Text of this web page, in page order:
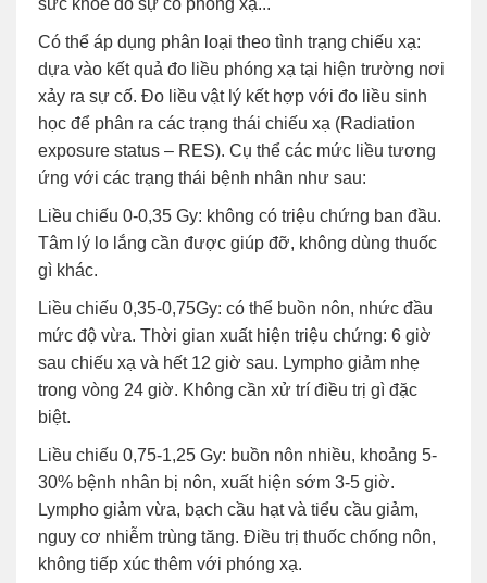
Có thể áp dụng phân loại theo tình trạng chiếu xạ:
dựa vào kết quả đo liều phóng xạ tại hiện trường nơi
xảy ra sự cố. Đo liều vật lý kết hợp với đo liều sinh
học để phân ra các trạng thái chiếu xạ (Radiation
exposure status – RES). Cụ thể các mức liều tương
ứng với các trạng thái bệnh nhân như sau:
Liều chiếu 0-0,35 Gy: không có triệu chứng ban đầu.
Tâm lý lo lắng cần được giúp đỡ, không dùng thuốc
gì khác.
Liều chiếu 0,35-0,75Gy: có thể buồn nôn, nhức đầu
mức độ vừa. Thời gian xuất hiện triệu chứng: 6 giờ
sau chiếu xạ và hết 12 giờ sau. Lympho giảm nhẹ
trong vòng 24 giờ. Không cần xử trí điều trị gì đặc
biệt.
Liều chiếu 0,75-1,25 Gy: buồn nôn nhiều, khoảng 5-
30% bệnh nhân bị nôn, xuất hiện sớm 3-5 giờ.
Lympho giảm vừa, bạch cầu hạt và tiểu cầu giảm,
nguy cơ nhiễm trùng tăng. Điều trị thuốc chống nôn,
không tiếp xúc thêm với phóng xạ.